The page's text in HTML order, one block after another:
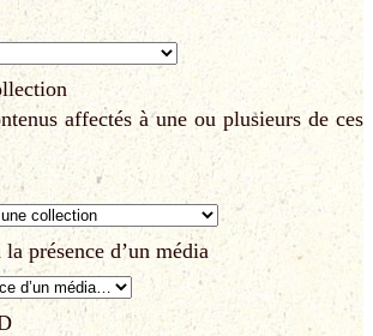
affectés à une ou plusieurs de ces
présence d’un média